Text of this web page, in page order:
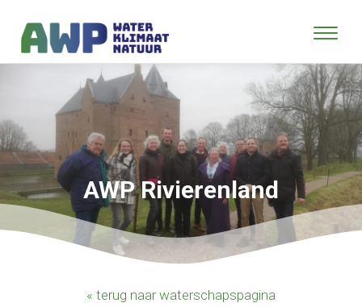
AWP Rivierenland
« terug naar waterschapspagina